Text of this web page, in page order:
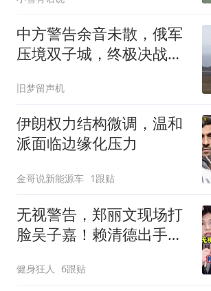
中方警告余音未散，俄军
压境双子城，终极决战开
旧梦留声机
伊朗权力结构微调，温和
派面临边缘化压力
金哥说新能源车 1跟贴
无视警告，郑丽文现场打
脸吴子嘉！赖清德出手，
健身狂人 6跟贴